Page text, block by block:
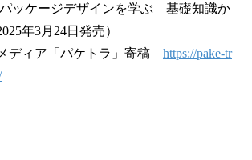
ッケージデザインを学ぶ 基礎知識か
年3月24日発売）
ディア「パケトラ」寄稿 https://pake-tr